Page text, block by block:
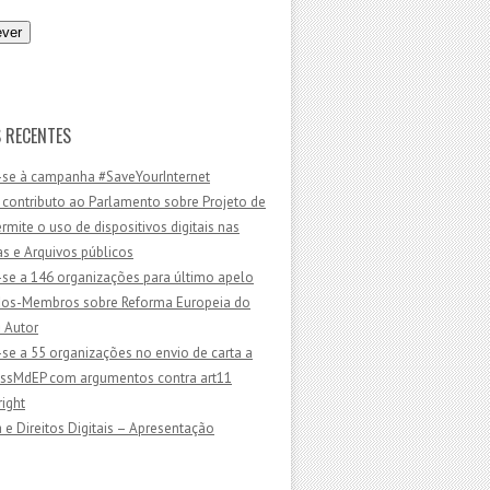
à campanha #SaveYourInternet
contributo ao Parlamento sobre Projeto de
o uso de dispositivos digitais nas
e Arquivos públicos
se a 146 organizações para último apelo
Membros sobre Reforma Europeia do
Autor
a 55 organizações no envio de carta a
com argumentos contra art11
e Direitos Digitais – Apresentação